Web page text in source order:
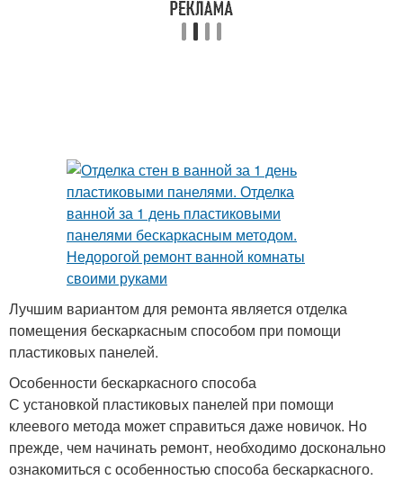
Лучшим вариантом для ремонта является отделка
помещения бескаркасным способом при помощи
пластиковых панелей.
Особенности бескаркасного способа
С установкой пластиковых панелей при помощи
клеевого метода может справиться даже новичок. Но
прежде, чем начинать ремонт, необходимо досконально
ознакомиться с особенностью способа бескаркасного.